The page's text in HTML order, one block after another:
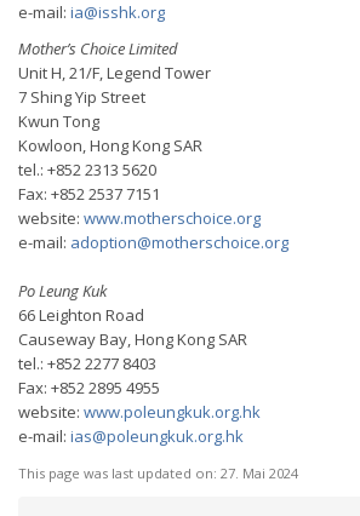
e-mail: ia@isshk.org
Mother’s Choice Limited
Unit H, 21/F, Legend Tower
7 Shing Yip Street
Kwun Tong
Kowloon, Hong Kong SAR
tel.: +852 2313 5620
Fax: +852 2537 7151
website: www.motherschoice.org
e-mail: adoption@motherschoice.org
Po Leung Kuk
66 Leighton Road
Causeway Bay, Hong Kong SAR
tel.: +852 2277 8403
Fax: +852 2895 4955
website: www.poleungkuk.org.hk
e-mail: ias@poleungkuk.org.hk
This page was last updated on: 27. Mai 2024